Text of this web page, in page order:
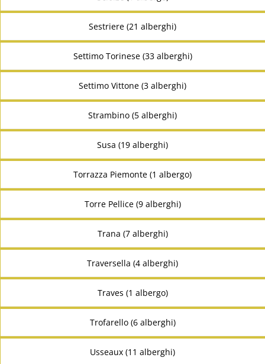
Sestriere (21 alberghi)
Settimo Torinese (33 alberghi)
Settimo Vittone (3 alberghi)
Strambino (5 alberghi)
Susa (19 alberghi)
Torrazza Piemonte (1 albergo)
Torre Pellice (9 alberghi)
Trana (7 alberghi)
Traversella (4 alberghi)
Traves (1 albergo)
Trofarello (6 alberghi)
Usseaux (11 alberghi)